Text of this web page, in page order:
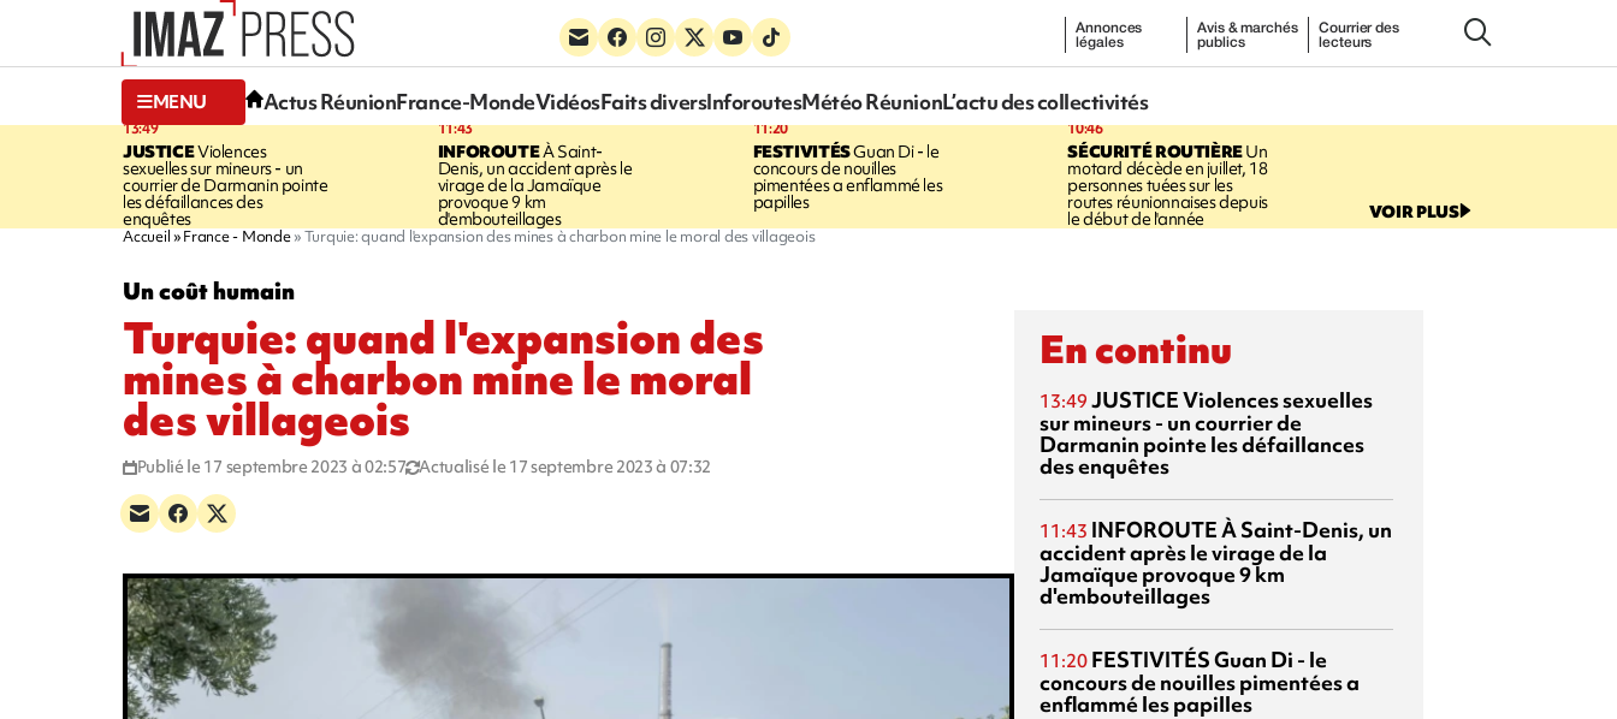
Annonces
légales
Avis & marchés
publics
Courrier des
lecteurs
MENU Actus RéunionFrance-MondeVidéosFaits diversInforoutesMétéo RéunionL’actu des collectivités
13:49
JUSTICEViolences
sexuelles sur mineurs - un
courrier de Darmanin pointe
les défaillances des
enquêtes
11:43
INFOROUTEÀ Saint-
Denis, un accident après le
virage de la Jamaïque
provoque 9 km
d'embouteillages
11:20
FESTIVITÉSGuan Di - le
concours de nouilles
pimentées a enflammé les
papilles
10:46
SÉCURITÉ ROUTIÈREUn
motard décède en juillet, 18
personnes tuées sur les
routes réunionnaises depuis
le début de l'année VOIR PLUS
Accueil France - Monde Turquie: quand l'expansion des mines à charbon mine le moral des villageois
Un coût humain
Turquie: quand l'expansion des
mines à charbon mine le moral
des villageois
Publié le 17 septembre 2023 à 02:57 Actualisé le 17 septembre 2023 à 07:32
En continu
13:49 JUSTICEViolences sexuelles
sur mineurs - un courrier de
Darmanin pointe les défaillances
des enquêtes
11:43 INFOROUTEÀ Saint-Denis, un
accident après le virage de la
Jamaïque provoque 9 km
d'embouteillages
11:20 FESTIVITÉSGuan Di - le
concours de nouilles pimentées a
enflammé les papilles